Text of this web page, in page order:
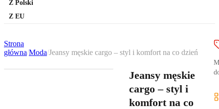
Z Polski
Z EU
Strona
główna/Moda/Jeansy męskie cargo – styl i komfort na co dzień
Jeansy męskie
cargo – styl i
komfort na co